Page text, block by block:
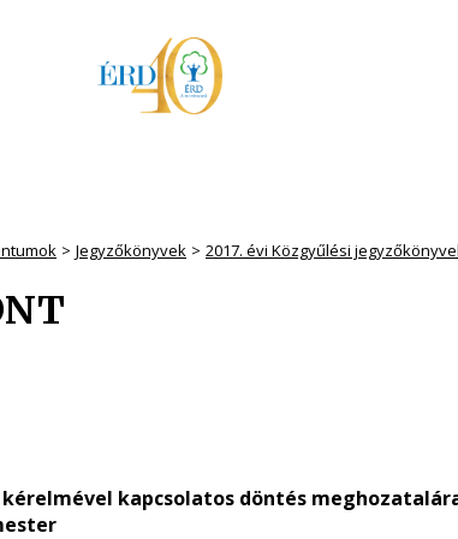
Jegyzőkönyvek 2017. évi Közgyűlési
kérelmével kapcsolatos döntés